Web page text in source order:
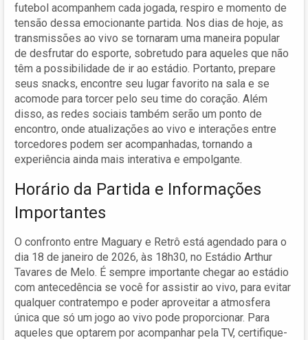
futebol acompanhem cada jogada, respiro e momento de
tensão dessa emocionante partida. Nos dias de hoje, as
transmissões ao vivo se tornaram uma maneira popular
de desfrutar do esporte, sobretudo para aqueles que não
têm a possibilidade de ir ao estádio. Portanto, prepare
seus snacks, encontre seu lugar favorito na sala e se
acomode para torcer pelo seu time do coração. Além
disso, as redes sociais também serão um ponto de
encontro, onde atualizações ao vivo e interações entre
torcedores podem ser acompanhadas, tornando a
experiência ainda mais interativa e empolgante.
Horário da Partida e Informações
Importantes
O confronto entre Maguary e Retrô está agendado para o
dia 18 de janeiro de 2026, às 18h30, no Estádio Arthur
Tavares de Melo. É sempre importante chegar ao estádio
com antecedência se você for assistir ao vivo, para evitar
qualquer contratempo e poder aproveitar a atmosfera
única que só um jogo ao vivo pode proporcionar. Para
aqueles que optarem por acompanhar pela TV, certifique-